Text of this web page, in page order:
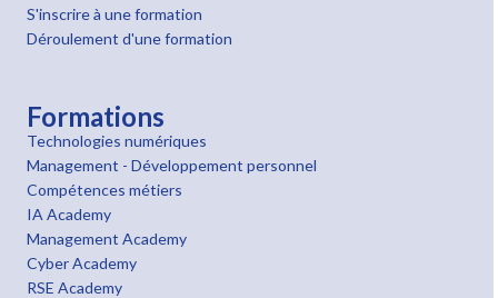
S'inscrire à une formation
Déroulement d'une formation
Formations
Technologies numériques
Management - Développement personnel
Compétences métiers
IA Academy
Management Academy
Cyber Academy
RSE Academy